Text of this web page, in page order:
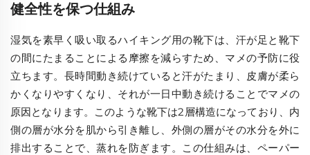
健全性を保つ仕組み
湿気を素早く吸い取るハイキング用の靴下は、汗が足と靴下
の間にたまることによる摩擦を減らすため、マメの予防に役
立ちます。長時間動き続けていると汗がたまり、皮膚が柔ら
かくなりやすくなり、それが一日中動き続けることでマメの
原因となります。このような靴下は2層構造になっており、内
側の層が水分を肌から引き離し、外側の層がその水分を外に
排出することで、蒸れを防ぎます。この仕組みは、ペーパー